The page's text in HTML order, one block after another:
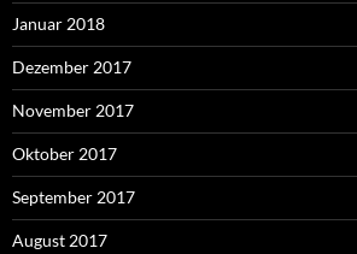
Januar 2018
Dezember 2017
November 2017
Oktober 2017
September 2017
August 2017